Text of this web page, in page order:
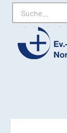
Suche
Karriere
Ev.-